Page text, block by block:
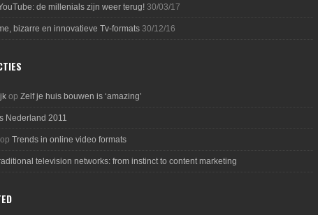
de millenials zijn weer terug! 30/03/17
bizarre en innovatieve Tv-formats 30/12/16
op Zelf je huis bouwen is ‘amazing’
Nederland 2011
op Trends in online video formats
television networks: from instinct to content marketing